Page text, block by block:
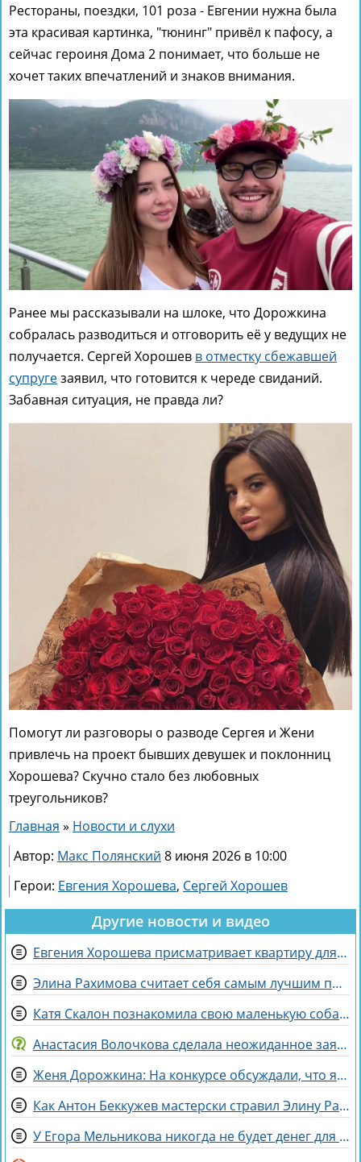
Рестораны, поездки, 101 роза - Евгении нужна была
эта красивая картинка, "тюнинг" привёл к пафосу, а
сейчас героиня Дома 2 понимает, что больше не
хочет таких впечатлений и знаков внимания.
Ранее мы рассказывали на шлоке, что Дорожкина
собралась разводиться и отговорить её у ведущих не
получается. Сергей Хорошев в отместку сбежавшей
супругезаявил, что готовится к череде свиданий.
Забавная ситуация, не правда ли?
Помогут ли разговоры о разводе Сергея и Жени
привлечь на проект бывших девушек и поклонниц
Хорошева? Скучно стало без любовных
треугольников?
Главная » Новости и слухи
Автор: Макс Полянский 8 июня 2026 в 10:00
Герои: Евгения Хорошева, Сергей Хорошев
Другие новости и видео
Евгения Хорошева присматривает квартиру для покупки в Питере
Элина Рахимова считает себя самым лучшим подарком на день рождения
Катя Скалон познакомила свою маленькую собаку Еву с большим другом Женей
Анастасия Волочкова сделала неожиданное заявление о дочери
Женя Дорожкина: На конкурсе обсуждали, что я злая и мстительная
Как Антон Беккужев мастерски стравил Элину Рахимову и Веронику Гракович
У Егора Мельникова никогда не будет денег для Вероники Гракович